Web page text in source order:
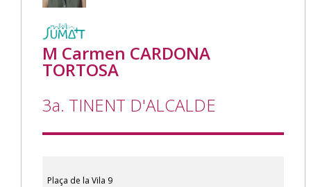
M Carmen CARDONA
TORTOSA
3a. TINENT D'ALCALDE
Plaça de la Vila 9